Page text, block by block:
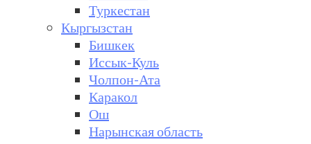
Туркестан
Кыргызстан
Бишкек
Иссык-Куль
Чолпон-Ата
Каракол
Ош
Нарынская область